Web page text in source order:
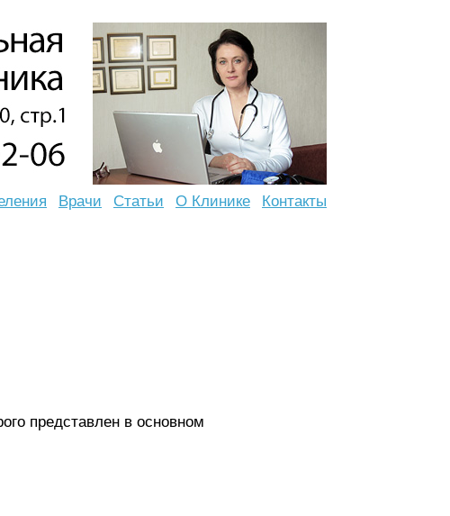
Врачи Статьи О Клинике Контакты
представлен в основном